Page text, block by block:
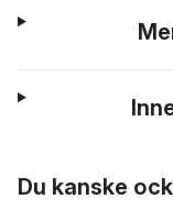
Du kanske